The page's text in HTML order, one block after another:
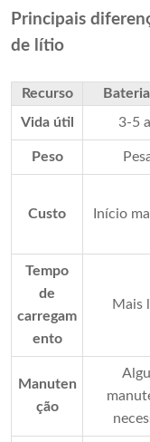
Principais
de lítio
Recurso
Vida útil
3-5
Peso
Custo Início
Tempo
de
carregam
ento
Mais
Manuten
ção